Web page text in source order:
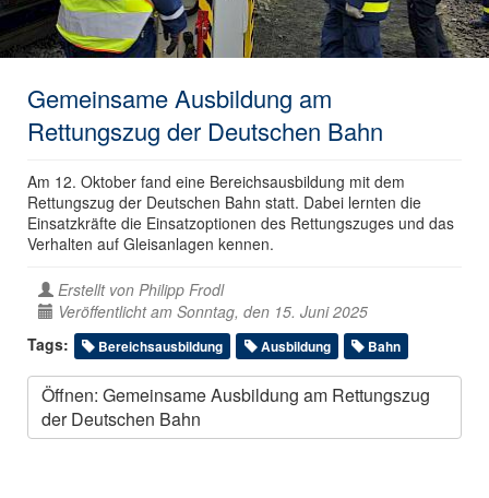
Gemeinsame Ausbildung am
Rettungszug der Deutschen Bahn
Am 12. Oktober fand eine Bereichsausbildung mit dem
Rettungszug der Deutschen Bahn statt. Dabei lernten die
Einsatzkräfte die Einsatzoptionen des Rettungszuges und das
Verhalten auf Gleisanlagen kennen.
Erstellt von Philipp Frodl
Veröffentlicht am Sonntag, den 15. Juni 2025
Tags:
Bereichsausbildung Ausbildung Bahn
Öffnen: Gemeinsame Ausbildung am Rettungszug
der Deutschen Bahn